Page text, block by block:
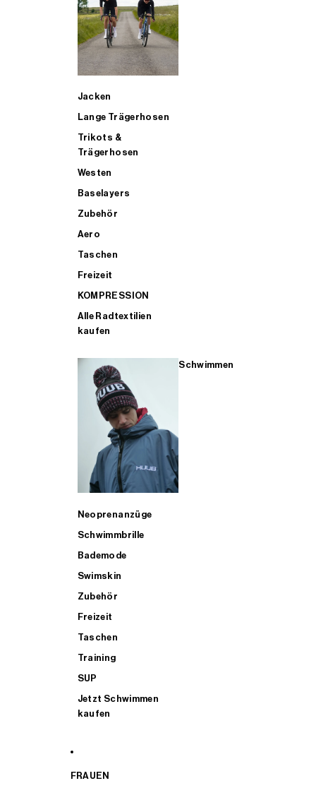
Jacken
Lange Trägerhosen
Trikots &
Trägerhosen
Westen
Baselayers
Zubehör
Aero
Taschen
Freizeit
KOMPRESSION
Alle Radtextilien
kaufen
Schwimmen
Neoprenanzüge
Schwimmbrille
Bademode
Swimskin
Zubehör
Freizeit
Taschen
Training
SUP
Jetzt Schwimmen
kaufen
FRAUEN
ALLE TRIATHLONARTIKEL FÜR MÄNNER KAUFEN